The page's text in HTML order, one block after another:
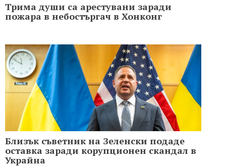
Трима души са арестувани заради
пожара в небостъргач в Хонконг
Близък съветник на Зеленски подаде
оставка заради корупционен скандал в
Украйна